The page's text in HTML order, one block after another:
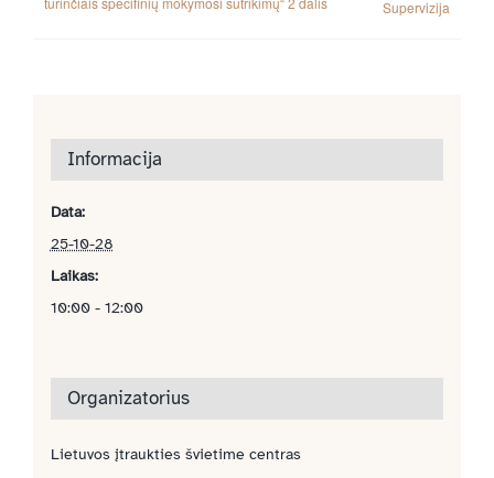
Supervizija
Informacija
Data:
25-10-28
Laikas:
10:00 - 12:00
Organizatorius
Lietuvos įtraukties švietime centras